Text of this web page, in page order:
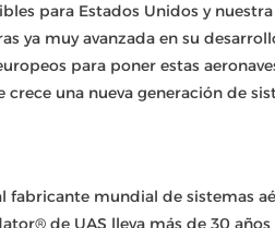
para Estados Unidos y
ya muy avanzada en su
para poner estas
una nueva generación de
fabricante mundial de sistemas
de UAS lleva más de 30